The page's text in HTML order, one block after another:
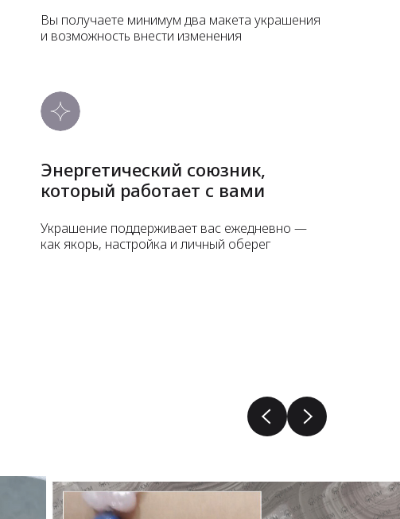
Вы получаете минимум два макета украшения
и возможность внести изменения
Энергетический союзник,
который работает с вами
Украшение поддерживает вас ежедневно —
как якорь, настройка и личный оберег